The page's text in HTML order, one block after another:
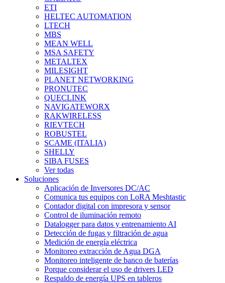
ETI
HELTEC AUTOMATION
LTECH
MBS
MEAN WELL
MSA SAFETY
METALTEX
MILESIGHT
PLANET NETWORKING
PRONUTEC
QUECLINK
NAVIGATEWORX
RAKWIRELESS
RIEVTECH
ROBUSTEL
SCAME (ITALIA)
SHELLY
SIBA FUSES
Ver todas
Soluciones
Aplicación de Inversores DC/AC
Comunica tus equipos con LoRA Meshtastic
Contador digital con impresora y sensor
Control de iluminación remoto
Datalogger para datos y entrenamiento AI
Detección de fugas y filtración de agua
Medición de energía eléctrica
Monitoreo extracción de Agua DGA
Monitoreo inteligente de banco de baterías
Porque considerar el uso de drivers LED
Respaldo de energía UPS en tableros